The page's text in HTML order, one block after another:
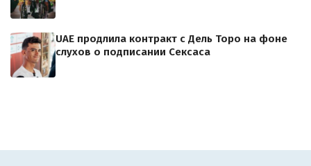
UAE продлила контракт с Дель Торо на фоне
слухов о подписании Сексаса